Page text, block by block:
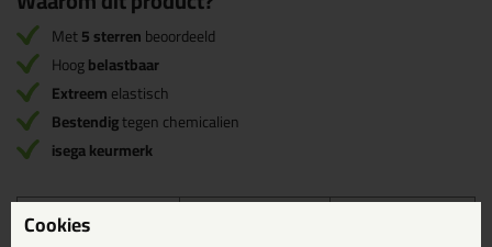
Met5 sterrenbeoordeeld
Hoogbelastbaar
Extreemelastisch
Bestendigtegen chemicalien
isega keurmerk
Omschrijving
Cookies